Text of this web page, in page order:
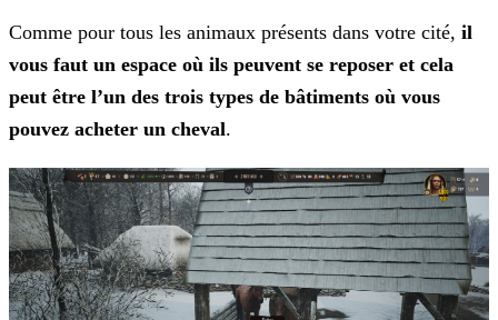
Comme pour tous les animaux présents dans votre cité, il
vous faut un espace où ils peuvent se reposer et cela
peut être l’un des trois types de bâtiments où vous
pouvez acheter un cheval.